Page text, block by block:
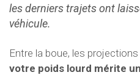
les derniers trajets ont
véhicule.
Entre la boue, les
votre poids lourd mérite